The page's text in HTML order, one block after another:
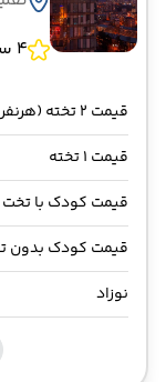
4 ستاره
قیمت 2 تخته (هرنفر)
قیمت 1 تخته
قیمت کودک با تخت
قیمت کودک بدون
نوزاد